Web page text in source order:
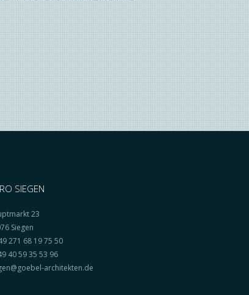
SIEGEN
23
Siegen
271 68 19 75 50
40 59 35 53 96
architekten.de